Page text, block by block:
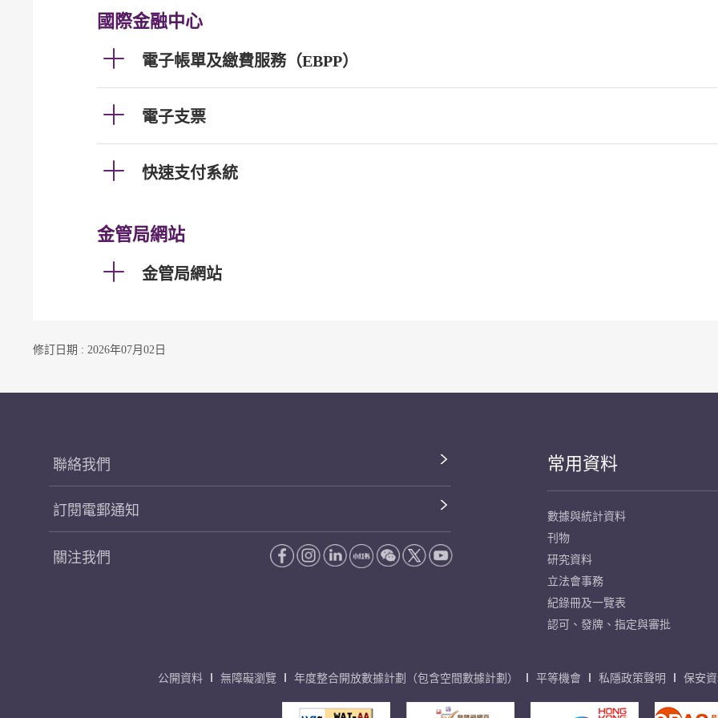
國際金融中心
電子帳單及繳費服務（EBPP）
電子支票
快速支付系統
金管局網站
金管局網站
修訂日期 : 2026年07月02日
聯絡我們
訂閱電郵通知
關注我們
常用資料
數據與統計資料
刊物
研究資料
立法會事務
紀錄冊及一覽表
認可、發牌、指定與審批
公開資料 無障礙瀏覽 年度整合開放數據計劃（包含空間數據計劃） 平等機會 私隱政策聲明 保安